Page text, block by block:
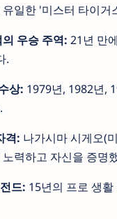
일한 '미스터 타이거
우승 주역: 21년 만
.
상: 1979년, 1982년,
격: 나가시마 시게오(
력하고 자신을 증명
드: 15년의 프로 생